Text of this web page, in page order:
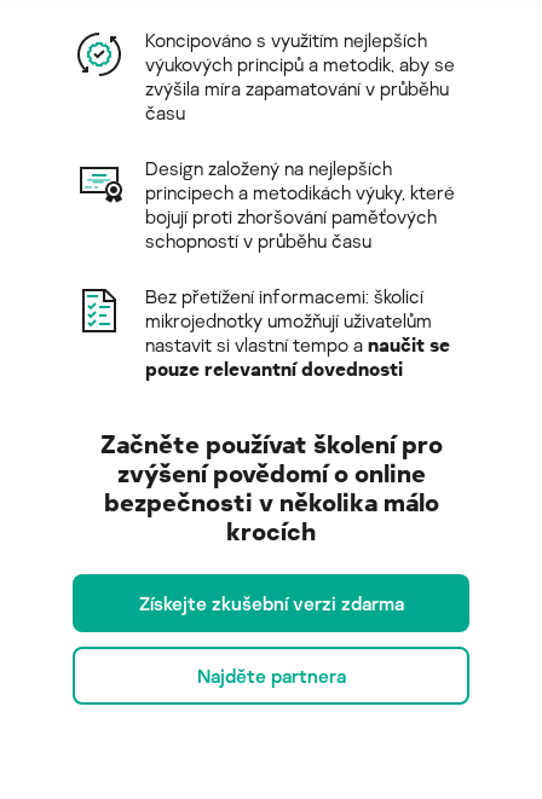
Koncipováno s využitím nejlepších
výukových principů a metodik, aby se
zvýšila míra zapamatování v průběhu
času
Design založený na nejlepších
principech a metodikách výuky, které
bojují proti zhoršování paměťových
schopností v průběhu času
Bez přetížení informacemi: školicí
mikrojednotky umožňují uživatelům
nastavit si vlastní tempo a naučit se
pouze relevantní dovednosti
Začněte používat školení pro
zvýšení povědomí o online
bezpečnosti v několika málo
krocích
Získejte zkušební verzi zdarma
Najděte partnera